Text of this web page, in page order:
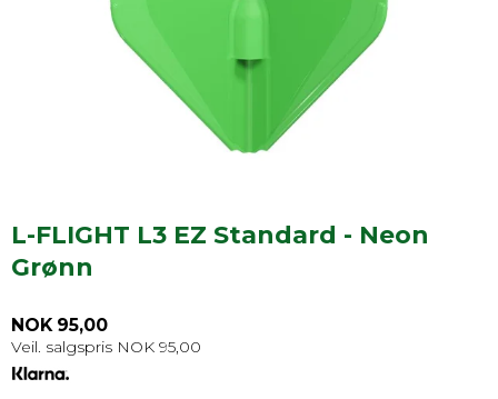
L-FLIGHT L3 EZ Standard - Neon
Grønn
NOK 95,00
Veil. salgspris NOK 95,00